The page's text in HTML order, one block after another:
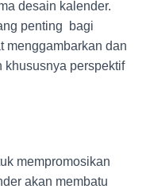
desain kalender.
penting bagi
menggambarkan dan
khususnya perspektif
mempromosikan
akan membatu